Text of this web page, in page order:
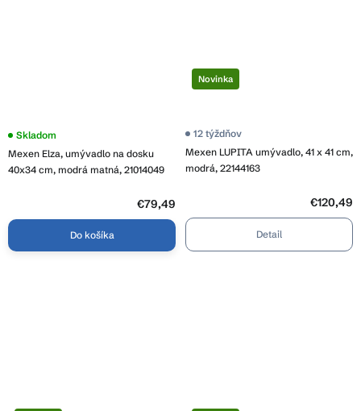
Mexen Elza, umývadlo na dosku
40x34 cm, modrá matná, 21014049
Skladom
€79,49
Do košíka
Novinka
Mexen LUPITA umývadlo, 41 x 41 cm,
modrá, 22144163
12 týždňov
€120,49
Detail